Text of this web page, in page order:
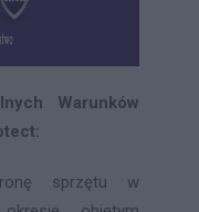
Warunków
sprzętu w